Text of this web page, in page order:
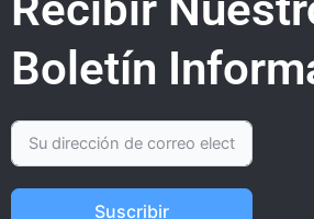
Boletín
Suscribir